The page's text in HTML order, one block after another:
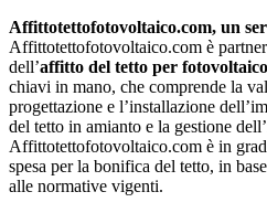
Affittotettofotovoltaico.com, un
Affittotettofotovoltaico.com è
dell’affitto del tetto per fotovoltaico
chiavi in mano, che comprende la
progettazione e l’installazione
del tetto in amianto e la gestione
Affittotettofotovoltaico.com è in
spesa per la bonifica del tetto, in
alle normative vigenti.